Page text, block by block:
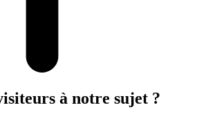
à notre sujet ?